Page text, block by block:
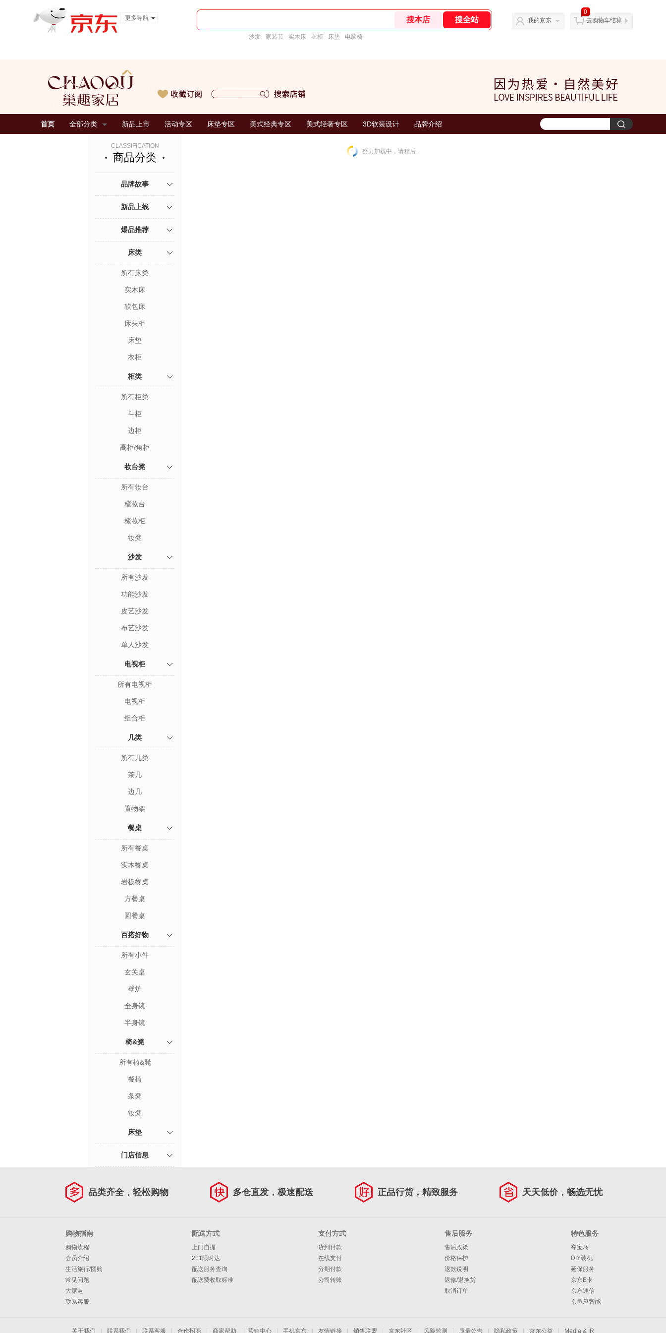
更多导航
沙发 家装节 实木床 衣柜 床垫 电脑椅
我的京东
0
去购物车结算
首页 全部分类 新品上市 活动专区 床垫专区 美式经典专区 美式轻奢专区 3D软装设计 品牌介绍
CLASSIFICATION
商品分类
品牌故事
新品上线
爆品推荐
床类
所有床类
实木床
软包床
床头柜
床垫
衣柜
柜类
所有柜类
斗柜
边柜
高柜/角柜
妆台凳
所有妆台
梳妆台
梳妆柜
妆凳
沙发
所有沙发
功能沙发
皮艺沙发
布艺沙发
单人沙发
电视柜
所有电视柜
电视柜
组合柜
几类
所有几类
茶几
边几
置物架
餐桌
所有餐桌
实木餐桌
岩板餐桌
方餐桌
圆餐桌
百搭好物
所有小件
玄关桌
壁炉
全身镜
半身镜
椅&凳
所有椅&凳
餐椅
条凳
妆凳
床垫
门店信息
努力加载中，请稍后...
品类齐全，轻松购物 多仓直发，极速配送 正品行货，精致服务 天天低价，畅选无忧
购物指南
购物流程
会员介绍
生活旅行/团购
常见问题
大家电
联系客服
配送方式
上门自提
211限时达
配送服务查询
配送费收取标准
支付方式
货到付款
在线支付
分期付款
公司转账
售后服务
售后政策
价格保护
退款说明
返修/退换货
取消订单
特色服务
夺宝岛
DIY装机
延保服务
京东E卡
京东通信
京鱼座智能
关于我们 联系我们 联系客服 合作招商 商家帮助 营销中心 手机京东 友情链接 销售联盟 京东社区 风险监测 质量公告 隐私政策 京东公益 Media & IR